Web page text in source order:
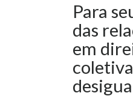
Para
das
em